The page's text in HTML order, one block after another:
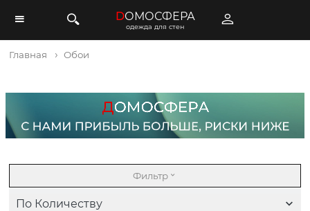
DОМОСФЕРА
одежда для стен
Главная Обои
Фильтр
По Количеству